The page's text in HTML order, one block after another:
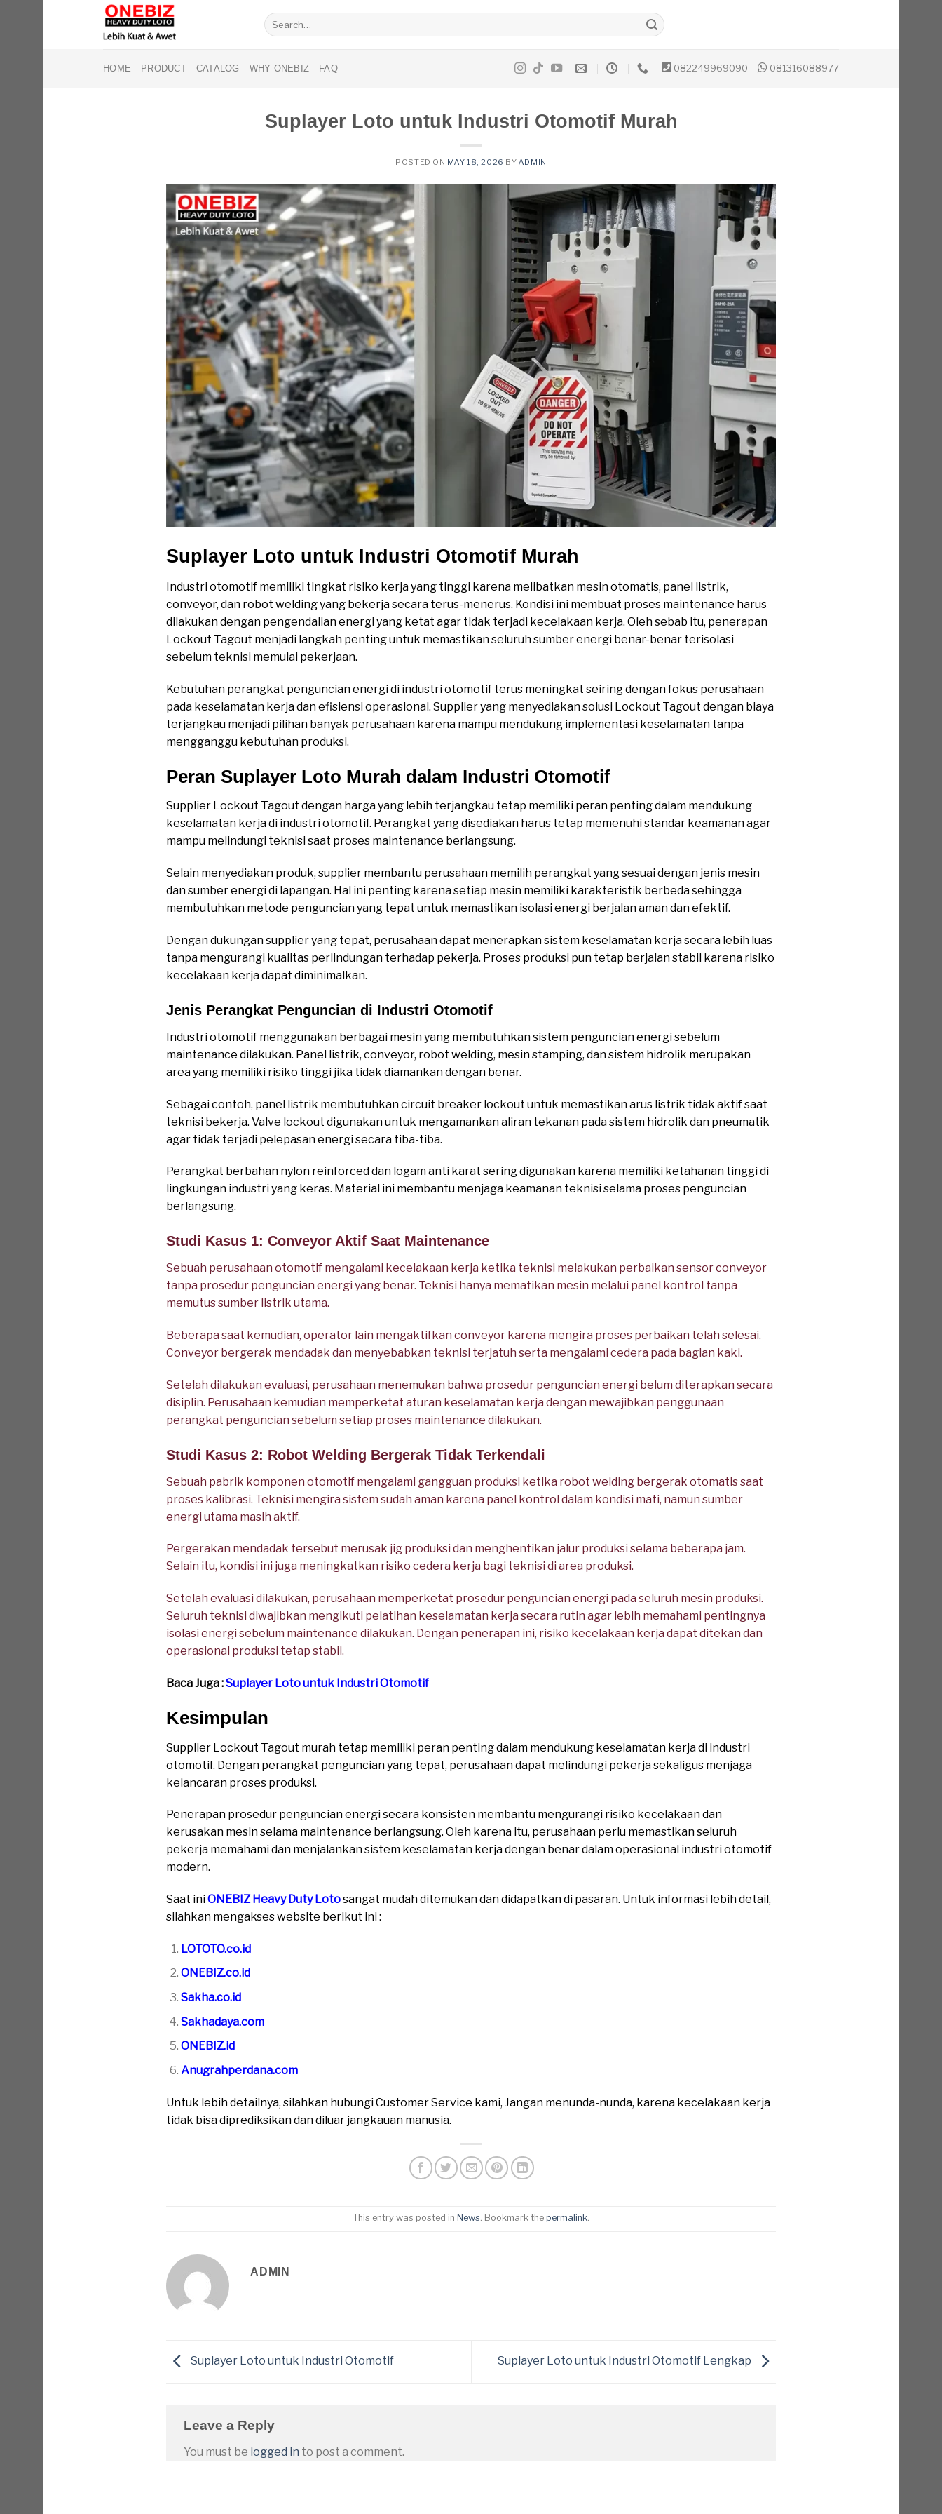
Search
for:
HOME PRODUCT CATALOG WHY ONEBIZ FAQ 082249969090 081316088977
Suplayer Loto untuk Industri Otomotif Murah
POSTED ON MAY 18, 2026 BY ADMIN
Suplayer Loto untuk Industri Otomotif Murah
Industri otomotif memiliki tingkat risiko kerja yang tinggi karena melibatkan mesin otomatis, panel listrik,
conveyor, dan robot welding yang bekerja secara terus-menerus. Kondisi ini membuat proses maintenance harus
dilakukan dengan pengendalian energi yang ketat agar tidak terjadi kecelakaan kerja. Oleh sebab itu, penerapan
Lockout Tagout menjadi langkah penting untuk memastikan seluruh sumber energi benar-benar terisolasi
sebelum teknisi memulai pekerjaan.
Kebutuhan perangkat penguncian energi di industri otomotif terus meningkat seiring dengan fokus perusahaan
pada keselamatan kerja dan efisiensi operasional. Supplier yang menyediakan solusi Lockout Tagout dengan biaya
terjangkau menjadi pilihan banyak perusahaan karena mampu mendukung implementasi keselamatan tanpa
mengganggu kebutuhan produksi.
Peran Suplayer Loto Murah dalam Industri Otomotif
Supplier Lockout Tagout dengan harga yang lebih terjangkau tetap memiliki peran penting dalam mendukung
keselamatan kerja di industri otomotif. Perangkat yang disediakan harus tetap memenuhi standar keamanan agar
mampu melindungi teknisi saat proses maintenance berlangsung.
Selain menyediakan produk, supplier membantu perusahaan memilih perangkat yang sesuai dengan jenis mesin
dan sumber energi di lapangan. Hal ini penting karena setiap mesin memiliki karakteristik berbeda sehingga
membutuhkan metode penguncian yang tepat untuk memastikan isolasi energi berjalan aman dan efektif.
Dengan dukungan supplier yang tepat, perusahaan dapat menerapkan sistem keselamatan kerja secara lebih luas
tanpa mengurangi kualitas perlindungan terhadap pekerja. Proses produksi pun tetap berjalan stabil karena risiko
kecelakaan kerja dapat diminimalkan.
Jenis Perangkat Penguncian di Industri Otomotif
Industri otomotif menggunakan berbagai mesin yang membutuhkan sistem penguncian energi sebelum
maintenance dilakukan. Panel listrik, conveyor, robot welding, mesin stamping, dan sistem hidrolik merupakan
area yang memiliki risiko tinggi jika tidak diamankan dengan benar.
Sebagai contoh, panel listrik membutuhkan circuit breaker lockout untuk memastikan arus listrik tidak aktif saat
teknisi bekerja. Valve lockout digunakan untuk mengamankan aliran tekanan pada sistem hidrolik dan pneumatik
agar tidak terjadi pelepasan energi secara tiba-tiba.
Perangkat berbahan nylon reinforced dan logam anti karat sering digunakan karena memiliki ketahanan tinggi di
lingkungan industri yang keras. Material ini membantu menjaga keamanan teknisi selama proses penguncian
berlangsung.
Studi Kasus 1: Conveyor Aktif Saat Maintenance
Sebuah perusahaan otomotif mengalami kecelakaan kerja ketika teknisi melakukan perbaikan sensor conveyor
tanpa prosedur penguncian energi yang benar. Teknisi hanya mematikan mesin melalui panel kontrol tanpa
memutus sumber listrik utama.
Beberapa saat kemudian, operator lain mengaktifkan conveyor karena mengira proses perbaikan telah selesai.
Conveyor bergerak mendadak dan menyebabkan teknisi terjatuh serta mengalami cedera pada bagian kaki.
Setelah dilakukan evaluasi, perusahaan menemukan bahwa prosedur penguncian energi belum diterapkan secara
disiplin. Perusahaan kemudian memperketat aturan keselamatan kerja dengan mewajibkan penggunaan
perangkat penguncian sebelum setiap proses maintenance dilakukan.
Studi Kasus 2: Robot Welding Bergerak Tidak Terkendali
Sebuah pabrik komponen otomotif mengalami gangguan produksi ketika robot welding bergerak otomatis saat
proses kalibrasi. Teknisi mengira sistem sudah aman karena panel kontrol dalam kondisi mati, namun sumber
energi utama masih aktif.
Pergerakan mendadak tersebut merusak jig produksi dan menghentikan jalur produksi selama beberapa jam.
Selain itu, kondisi ini juga meningkatkan risiko cedera kerja bagi teknisi di area produksi.
Setelah evaluasi dilakukan, perusahaan memperketat prosedur penguncian energi pada seluruh mesin produksi.
Seluruh teknisi diwajibkan mengikuti pelatihan keselamatan kerja secara rutin agar lebih memahami pentingnya
isolasi energi sebelum maintenance dilakukan. Dengan penerapan ini, risiko kecelakaan kerja dapat ditekan dan
operasional produksi tetap stabil.
Baca Juga :Suplayer Loto untuk Industri Otomotif
Kesimpulan
Supplier Lockout Tagout murah tetap memiliki peran penting dalam mendukung keselamatan kerja di industri
otomotif. Dengan perangkat penguncian yang tepat, perusahaan dapat melindungi pekerja sekaligus menjaga
kelancaran proses produksi.
Penerapan prosedur penguncian energi secara konsisten membantu mengurangi risiko kecelakaan dan
kerusakan mesin selama maintenance berlangsung. Oleh karena itu, perusahaan perlu memastikan seluruh
pekerja memahami dan menjalankan sistem keselamatan kerja dengan benar dalam operasional industri otomotif
modern.
Saat iniONEBIZ Heavy Duty Lotosangat mudah ditemukan dan didapatkan di pasaran. Untuk informasi lebih detail,
silahkan mengakses website berikut ini :
LOTOTO.co.id
ONEBIZ.co.id
Sakha.co.id
Sakhadaya.com
ONEBIZ.id
Anugrahperdana.com
Untuk lebih detailnya, silahkan hubungi Customer Service kami, Jangan menunda-nunda, karena kecelakaan kerja
tidak bisa diprediksikan dan diluar jangkauan manusia.
This entry was posted in News. Bookmark the permalink.
ADMIN
Suplayer Loto untuk Industri Otomotif Suplayer Loto untuk Industri Otomotif Lengkap
Leave a Reply
You must be logged in to post a comment.